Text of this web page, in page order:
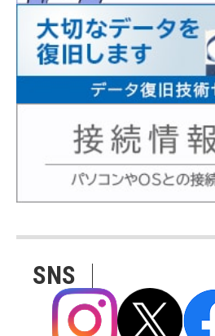
SNS